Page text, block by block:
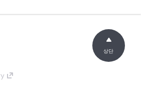
상단